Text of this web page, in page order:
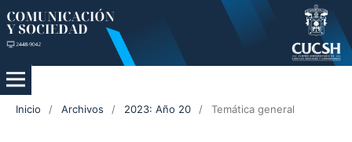
Inicio / Archivos / 2023: Año 20 / Temática general